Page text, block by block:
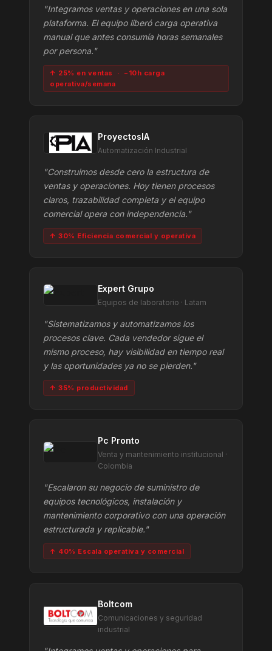
"Integramos ventas y operaciones en una sola
plataforma. El equipo liberó carga operativa
manual que antes consumía horas semanales
por persona."
↑ 25% en ventas · −10h carga
operativa/semana
ProyectosIA
Automatización Industrial
"Construimos desde cero la estructura de
ventas y operaciones. Hoy tienen procesos
claros, trazabilidad completa y el equipo
comercial opera con independencia."
↑ 30% Eficiencia comercial y operativa
Expert Grupo
Equipos de laboratorio · Latam
"Sistematizamos y automatizamos los
procesos clave. Cada vendedor sigue el
mismo proceso, hay visibilidad en tiempo real
y las oportunidades ya no se pierden."
↑ 35% productividad
Pc Pronto
Venta y mantenimiento institucional ·
Colombia
"Escalaron su negocio de suministro de
equipos tecnológicos, instalación y
mantenimiento corporativo con una operación
estructurada y replicable."
↑ 40% Escala operativa y comercial
Boltcom
Comunicaciones y seguridad
industrial